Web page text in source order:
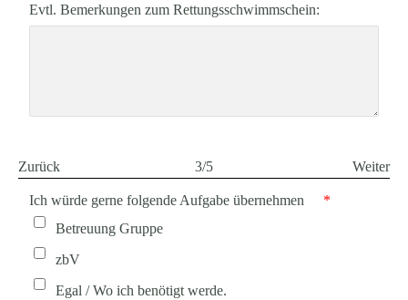
Evtl. Bemerkungen zum Rettungsschwimmschein:
Zurück 3/5 Weiter
Ich würde gerne folgende Aufgabe übernehmen
*
Betreuung Gruppe
zbV
Egal / Wo ich benötigt werde.